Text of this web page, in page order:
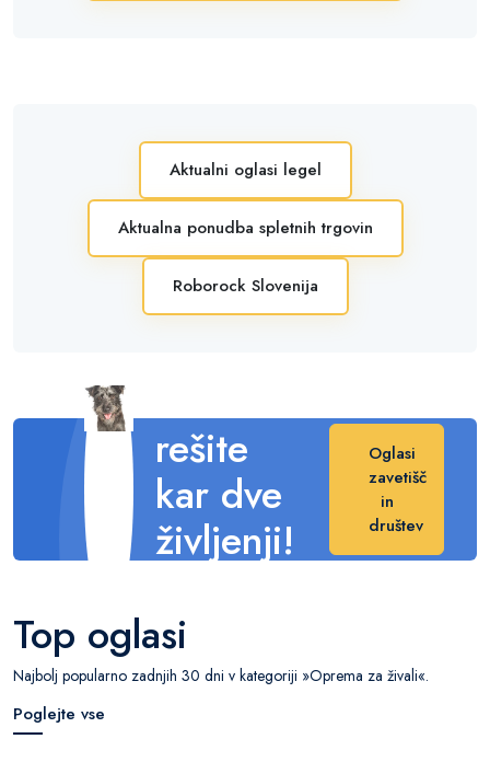
Aktualni oglasi legel
Aktualna ponudba spletnih trgovin
Roborock Slovenija
in s tem
rešite
kar dve
življenji!
življenju.
Oglasi
zavetišč
in
društev
Top oglasi
Najbolj popularno zadnjih 30 dni v kategoriji »Oprema za živali«.
Poglejte vse